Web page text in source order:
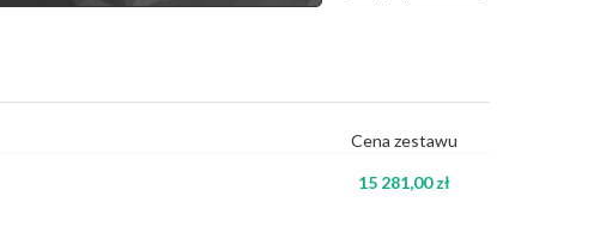
Cena zestawu
15 281,00 zł